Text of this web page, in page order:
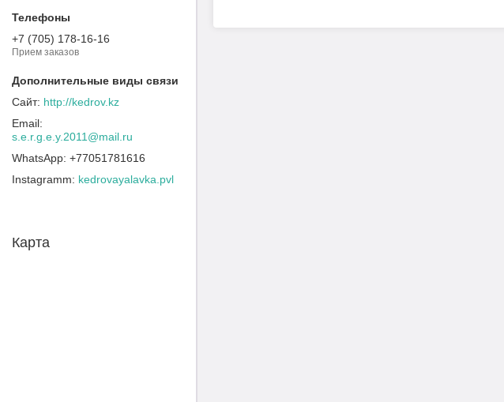
+7 (705) 178-16-16
Прием заказов
http://kedrov.kz
s.e.r.g.e.y.2011@mail.ru
+77051781616
Instagramm
kedrovayalavka.pvl
Карта